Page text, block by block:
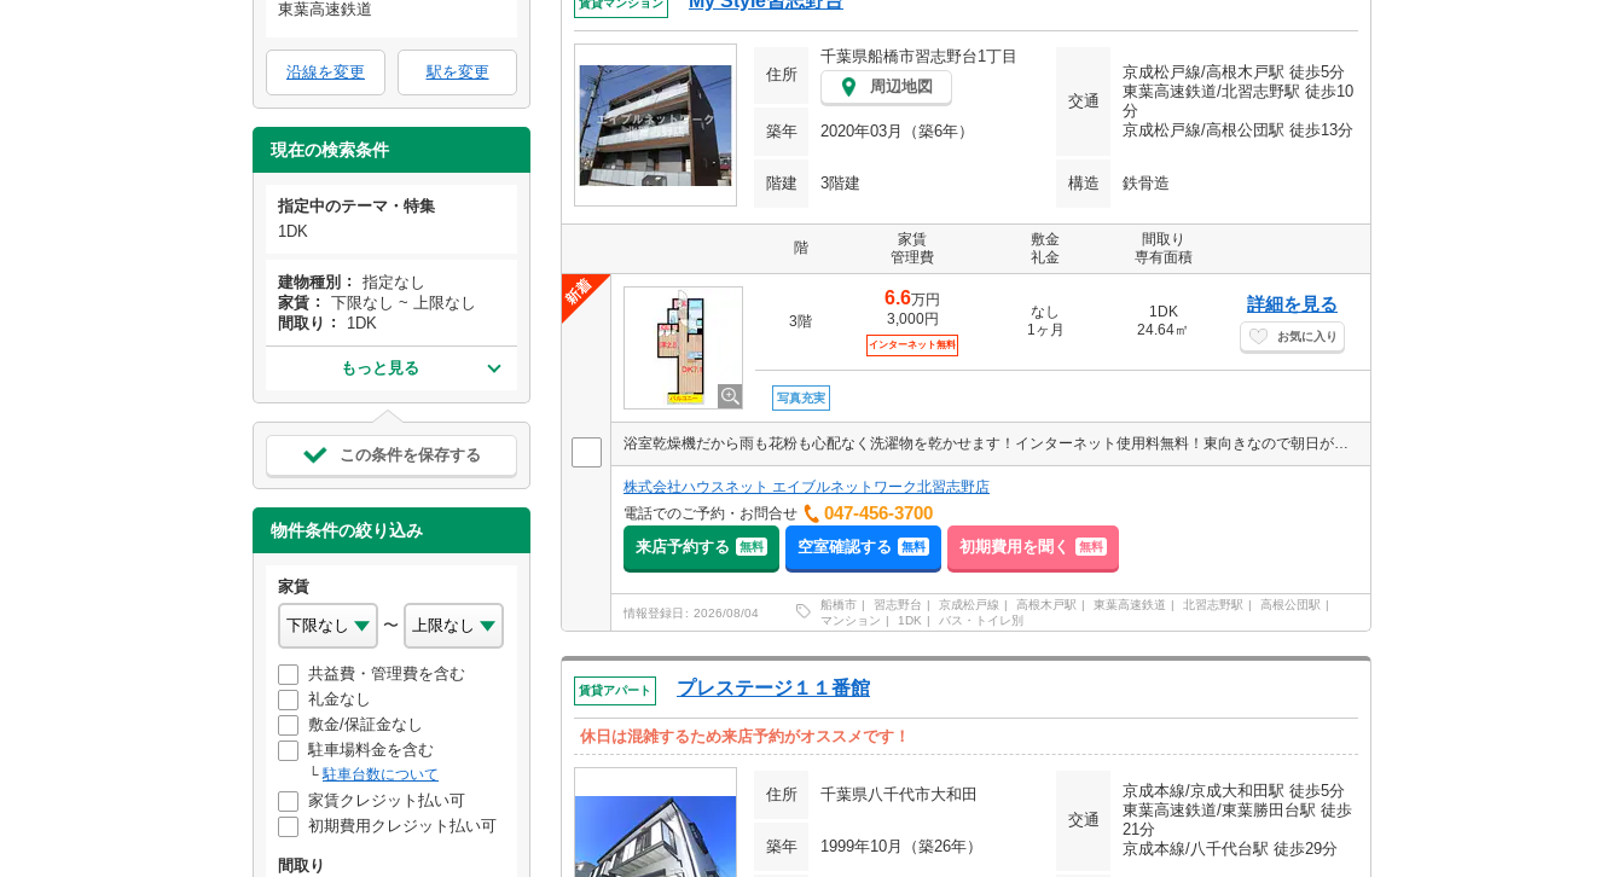
東葉高速鉄道
沿線を変更 駅を変更
現在の検索条件
指定中のテーマ・特集
1DK
建物種別
指定なし
家賃
下限なし ~ 上限なし
間取り
1DK
もっと見る
この条件を保存する
物件条件の絞り込み
家賃
〜
共益費・管理費を含む
礼金なし
敷金/保証金なし
駐車場料金を含む
駐車台数について
家賃クレジット払い可
初期費用クレジット払い可
間取り
賃貸マンション
住所
千葉県船橋市習志野台1丁目
周辺地図
交通
京成松戸線/高根木戸駅 徒歩5分
東葉高速鉄道/北習志野駅 徒歩10
分
京成松戸線/高根公団駅 徒歩13分
築年 2020年03月（築6年）
階建 3階建 構造 鉄骨造
階
家賃
管理費
敷金
礼金
間取り
専有面積
3階
6.6万円
3,000円
インターネット無料
なし
1ヶ月
1DK
24.64㎡
詳細を見る
お気に入り
写真充実
浴室乾燥機だから雨も花粉も心配なく洗濯物を乾かせます！インターネット使用料無料！東向きなので朝日が目覚まし代わりに差し込みます。一年中快適な空間作りができるエアコン付きです♪駅周辺にスーパーやコンビニ等の商業施設があり便利ですよ！！
株式会社ハウスネット エイブルネットワーク北習志野店
電話でのご予約・お問合せ
047-456-3700
来店予約する 無料 空室確認する 無料 初期費用を聞く 無料
情報登録日 2026/08/04
船橋市 習志野台 京成松戸線 高根木戸駅 東葉高速鉄道 北習志野駅
高根公団駅
マンション
1DK バス・トイレ別
賃貸アパート プレステージ１１番館
休日は混雑するため来店予約がオススメです！
住所
千葉県八千代市大和田
交通
京成本線/京成大和田駅 徒歩5分
東葉高速鉄道/東葉勝田台駅 徒歩
21分
京成本線/八千代台駅 徒歩29分
築年 1999年10月（築26年）